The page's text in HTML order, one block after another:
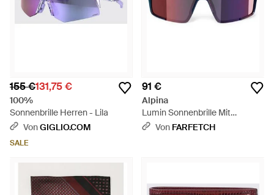
155 €131,75 €
100%
Sonnenbrille Herren - Lila
VonGIGLIO.COM
SALE
91 €
Alpina
Lumin Sonnenbrille Mit
Oversized-Gestell - Lila
Von FARFETCH